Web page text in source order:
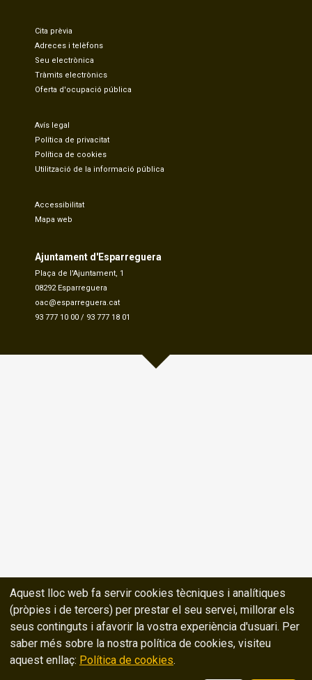
Cita prèvia
Adreces i telèfons
Seu electrònica
Tràmits electrònics
Oferta d'ocupació pública
Avís legal
Política de privacitat
Política de cookies
Utilització de la informació pública
Accessibilitat
Mapa web
Ajuntament d'Esparreguera
Plaça de l'Ajuntament, 1
08292 Esparreguera
oac@esparreguera.cat
93 777 10 00 / 93 777 18 01
Aquest lloc web fa servir cookies tècniques i analítiques
(pròpies i de tercers) per prestar el seu servei, millorar els
seus continguts i afavorir la vostra experiència d'usuari. Per
saber més sobre la nostra política de cookies, visiteu
aquest enllaç: Política de cookies.